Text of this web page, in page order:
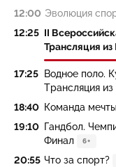
12:00 Эволюция
12:25 II
Трансляция
17:25
Водное поло.
Трансляция
18:40 Команда мечты
19:10 Гандбол.
Финал
6+
20:55 Что за спорт?